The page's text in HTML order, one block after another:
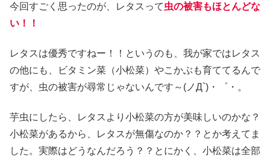
今回すごく思ったのが、レタスって虫の被害もほとんどな
い！！
レタスは優秀ですねー！！というのも、我が家ではレタス
の他にも、ビタミン菜（小松菜）やこかぶも育ててるんで
すが、虫の被害が尋常じゃないんです～(ノД`)・゜・。
芋虫にしたら、レタスより小松菜の方が美味しいのかな？
小松菜があるから、レタスが無傷なのか？？とか考えてま
した。実際はどうなんだろう？？とにかく、小松菜は全部